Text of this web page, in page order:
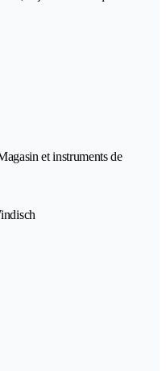
et instruments de